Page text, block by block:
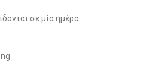
σε μία ημέρα